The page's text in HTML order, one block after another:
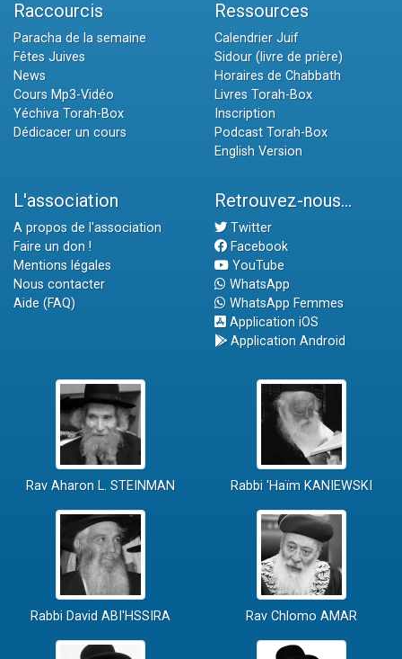
Raccourcis
Paracha de la semaine
Fêtes Juives
News
Cours Mp3-Vidéo
Yéchiva Torah-Box
Dédicacer un cours
Ressources
Calendrier Juif
Sidour (livre de prière)
Horaires de Chabbath
Livres Torah-Box
Inscription
Podcast Torah-Box
English Version
L'association
A propos de l'association
Faire un don !
Mentions légales
Nous contacter
Aide (FAQ)
Retrouvez-nous...
Twitter
Facebook
YouTube
WhatsApp
WhatsApp Femmes
Application iOS
Application Android
Rav Aharon L. STEINMAN Rabbi 'Haïm KANIEWSKI
Rabbi David ABI'HSSIRA Rav Chlomo AMAR